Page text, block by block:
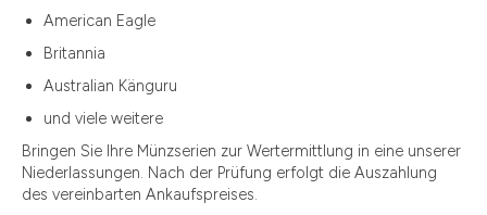
American Eagle
Britannia
Australian Känguru
und viele weitere
Bringen Sie Ihre Münzserien zur Wertermittlung in eine unserer
Niederlassungen. Nach der Prüfung erfolgt die Auszahlung
des vereinbarten Ankaufspreises.